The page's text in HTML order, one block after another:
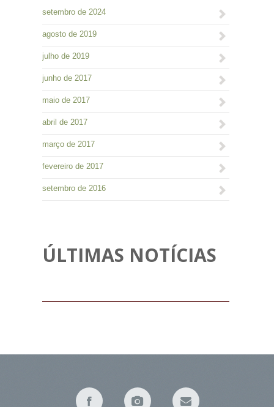
setembro de 2024
agosto de 2019
julho de 2019
junho de 2017
maio de 2017
abril de 2017
março de 2017
fevereiro de 2017
setembro de 2016
ÚLTIMAS NOTÍCIAS